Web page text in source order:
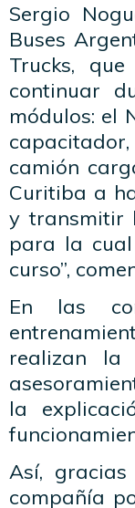
Sergio
Buses
Trucks,
continuar
módulos: el
camión
Curitiba a
y transmitir
para la
curso”,
En las
realizan la
la
Así,
compañía